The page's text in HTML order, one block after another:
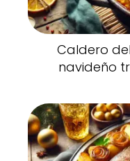
Caldero
navideño